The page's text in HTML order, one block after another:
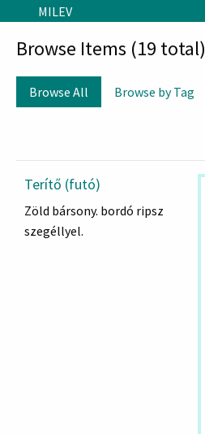
Skip to main content
MILEV
Browse Items (19 total)
Browse All Browse by Tag
Terítő (futó)
Zöld bársony. bordó ripsz
szegéllyel.